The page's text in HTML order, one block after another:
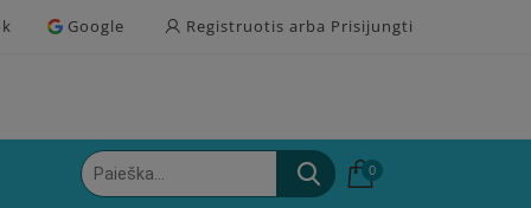
Google Registruotis arba Prisijungti
0